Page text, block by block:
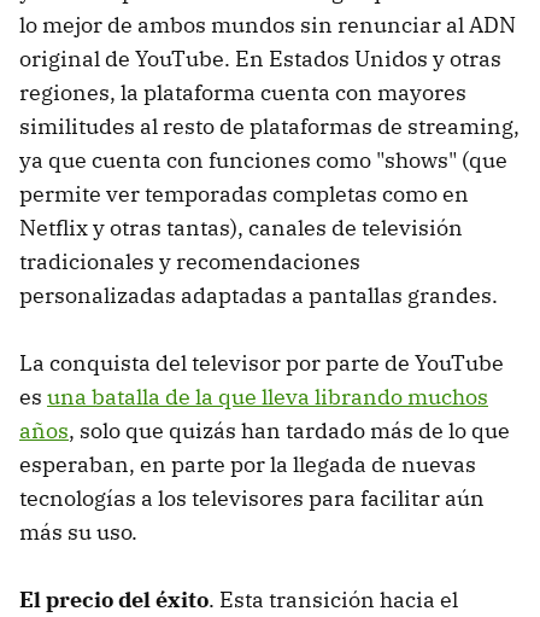
lo mejor de ambos mundos sin renunciar al ADN
original de YouTube. En Estados Unidos y otras
regiones, la plataforma cuenta con mayores
similitudes al resto de plataformas de streaming,
ya que cuenta con funciones como "shows" (que
permite ver temporadas completas como en
Netflix y otras tantas), canales de televisión
tradicionales y recomendaciones
personalizadas adaptadas a pantallas grandes.
La conquista del televisor por parte de YouTube
es una batalla de la que lleva librando muchos
años, solo que quizás han tardado más de lo que
esperaban, en parte por la llegada de nuevas
tecnologías a los televisores para facilitar aún
más su uso.
El precio del éxito. Esta transición hacia el